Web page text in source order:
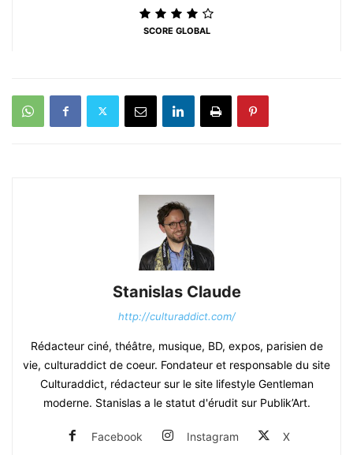
SCORE GLOBAL
Stanislas Claude
http://culturaddict.com/
Rédacteur ciné, théâtre, musique, BD, expos, parisien de
vie, culturaddict de coeur. Fondateur et responsable du site
Culturaddict, rédacteur sur le site lifestyle Gentleman
moderne. Stanislas a le statut d'érudit sur Publik’Art.
Facebook Instagram X